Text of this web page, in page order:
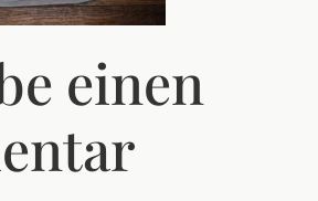
einen